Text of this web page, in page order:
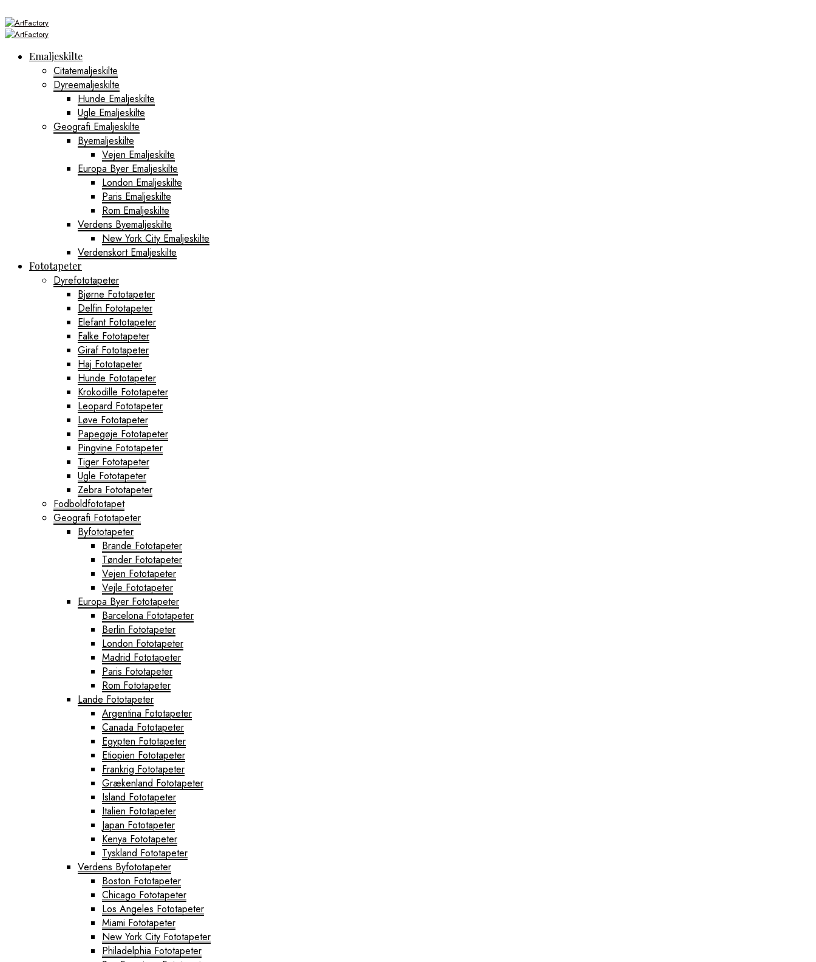
Emaljeskilte
Citatemaljeskilte
Dyreemaljeskilte
Hunde Emaljeskilte
Ugle Emaljeskilte
Geografi Emaljeskilte
Byemaljeskilte
Vejen Emaljeskilte
Europa Byer Emaljeskilte
London Emaljeskilte
Paris Emaljeskilte
Rom Emaljeskilte
Verdens Byemaljeskilte
New York City Emaljeskilte
Verdenskort Emaljeskilte
Fototapeter
Dyrefototapeter
Bjørne Fototapeter
Delfin Fototapeter
Elefant Fototapeter
Falke Fototapeter
Giraf Fototapeter
Haj Fototapeter
Hunde Fototapeter
Krokodille Fototapeter
Leopard Fototapeter
Løve Fototapeter
Papegøje Fototapeter
Pingvine Fototapeter
Tiger Fototapeter
Ugle Fototapeter
Zebra Fototapeter
Fodboldfototapet
Geografi Fototapeter
Byfototapeter
Brande Fototapeter
Tønder Fototapeter
Vejen Fototapeter
Vejle Fototapeter
Europa Byer Fototapeter
Barcelona Fototapeter
Berlin Fototapeter
London Fototapeter
Madrid Fototapeter
Paris Fototapeter
Rom Fototapeter
Lande Fototapeter
Argentina Fototapeter
Canada Fototapeter
Egypten Fototapeter
Etiopien Fototapeter
Frankrig Fototapeter
Grækenland Fototapeter
Island Fototapeter
Italien Fototapeter
Japan Fototapeter
Kenya Fototapeter
Tyskland Fototapeter
Verdens Byfototapeter
Boston Fototapeter
Chicago Fototapeter
Los Angeles Fototapeter
Miami Fototapeter
New York City Fototapeter
Philadelphia Fototapeter